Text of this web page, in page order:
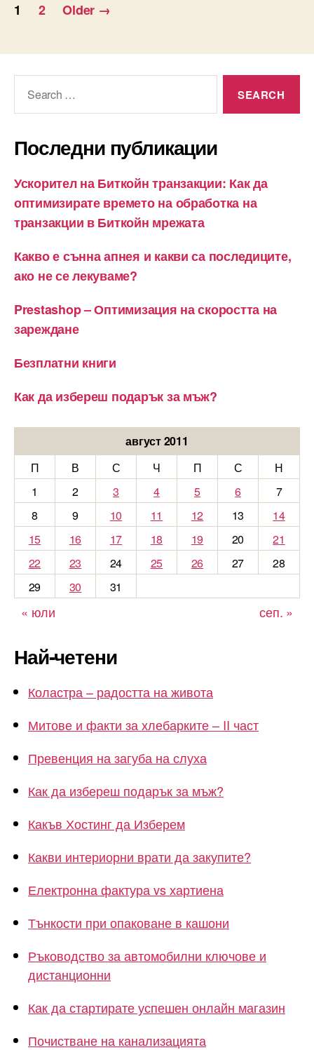
публикациите
на
страници
1 2 Older →
Последни публикации
Ускорител на Биткойн транзакции: Как да
оптимизирате времето на обработка на
транзакции в Биткойн мрежата
Какво е сънна апнея и какви са последиците,
ако не се лекуваме?
Prestashop – Оптимизация на скоростта на
зареждане
Безплатни книги
Как да избереш подарък за мъж?
август 2011
П
В С Ч П С
Н
1
2 3 4 5 6
7
8
9 10 11 12 13
14
15
16 17 18 19 20
21
22
23 24 25 26 27
28
29
30 31
« юли сеп. »
Най-четени
Коластра – радостта на живота
Митове и факти за хлебарките – II част
Превенция на загуба на слуха
Как да избереш подарък за мъж?
Какъв Хостинг да Изберем
Какви интериорни врати да закупите?
Електронна фактура vs хартиена
Тънкости при опаковане в кашони
Ръководство за автомобилни ключове и
дистанционни
Как да стартирате успешен онлайн магазин
Почистване на канализацията